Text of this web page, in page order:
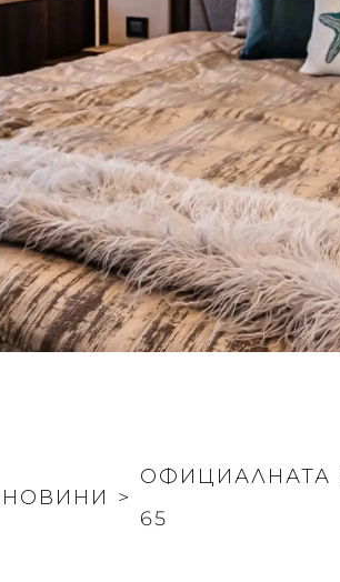
НОВИНИ >
ОФИЦИАЛНАТА
65